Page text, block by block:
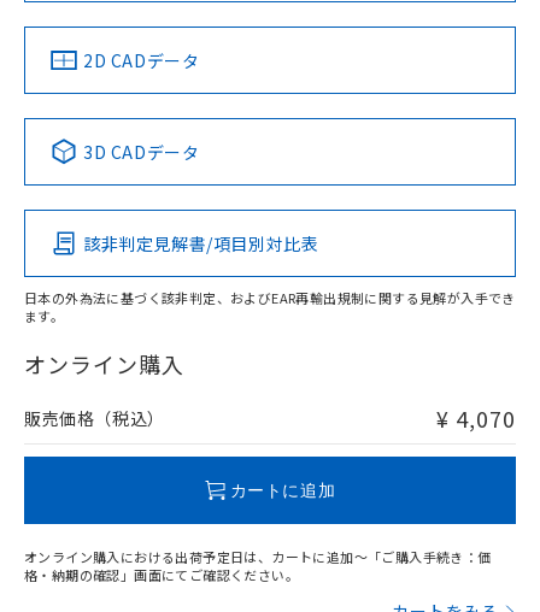
中国 RoHS 注意事項・凡例
Pb Hg Cd Cr(VI)
O
在庫等で未対応品が混在する可能性があります。
問い合わせください。
2D CADデータ
3D CADデータ
該非判定見解書/項目別対比表
日本の外為法に基づく該非判定、およびEAR再輸出規制に関する見解が入手でき
ます。
オンライン購入
販売価格（税込） ¥ 4,070
カートに追加
オンライン購入における出荷予定日は、カートに追加～「ご購入手続き：価
格・納期の確認」画面にてご確認ください。